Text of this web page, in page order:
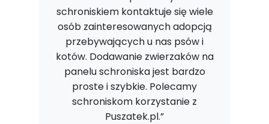
schroniskiem kontaktuje się wiele
osób zainteresowanych adopcją
przebywających u nas psów i
kotów. Dodawanie zwierzaków na
panelu schroniska jest bardzo
proste i szybkie. Polecamy
schroniskom korzystanie z
Puszatek.pl.”